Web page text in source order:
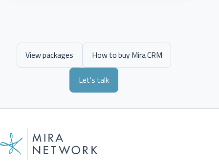
View packages How to buy Mira CRM
Let's talk